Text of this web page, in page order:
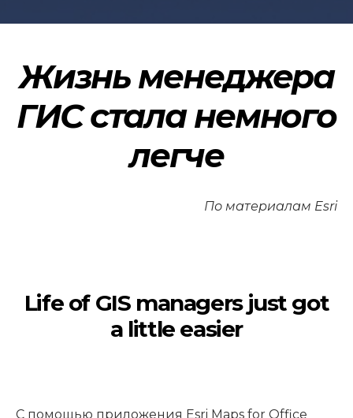
Жизнь менеджера
ГИС стала немного
легче
По материалам Esri
Life of GIS managers just got
a little easier
С помощью приложения Esri Maps for Office